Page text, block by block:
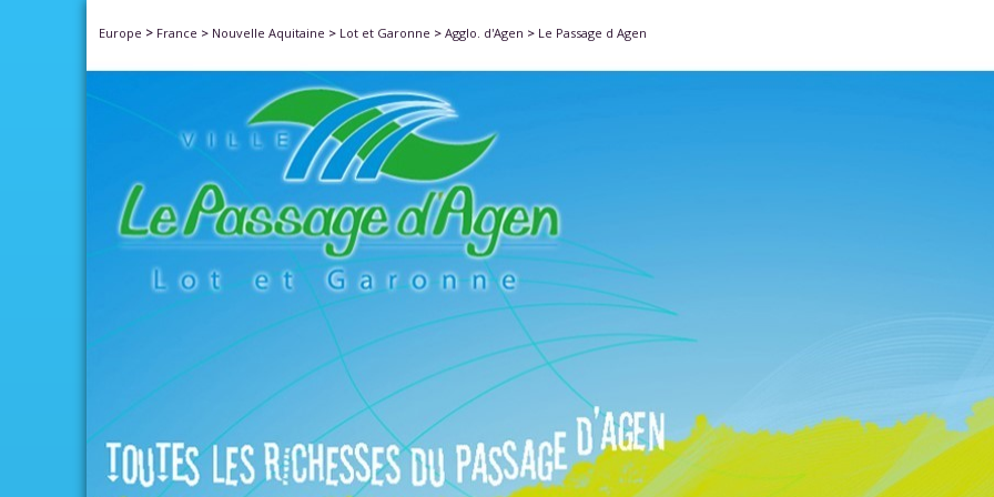
Europe > France > Nouvelle Aquitaine > Lot et Garonne > Agglo. d'Agen > Le Passage d Agen